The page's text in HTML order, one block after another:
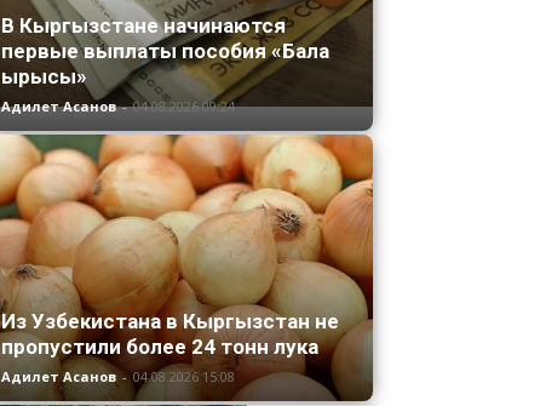
В Кыргызстане начинаются
первые выплаты пособия «Бала
ырысы»
Адилет Асанов - 04.08.2026 09:24
Из Узбекистана в Кыргызстан не
пропустили более 24 тонн лука
Адилет Асанов - 04.08.2026 15:08